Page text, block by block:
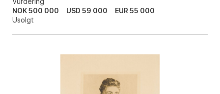
NOK 500 000
USD 59 000
EUR 55 000
Usolgt